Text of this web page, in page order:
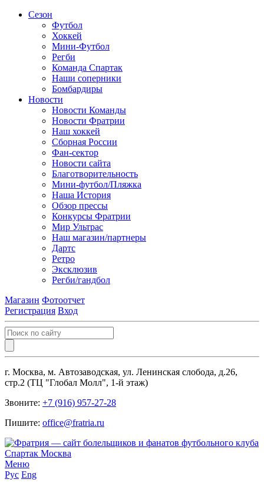
Сезон
Футбол
Хоккей
Мини-Футбол
Регби
Команда Спартак
Наши соперники
Бомбардиры
Новости
Новости Команды
Новости Фратрии
Наш хоккей
Сборная России
Фан-cектор
Новости сайта
Благотворительность
Мини-футбол/Пляжка
Наша История
Обзор прессы
Конкурсы Фратрии
Мир Ультрас
Наш магазин/партнеры
Дартс
Ретро
Эксклюзив
Регби/гандбол
Магазин Фотоотчет
Регистрация Вход
г. Москва, м. Автозаводская, ул. Ленинская слобода, д.26,
стр.2 (ТЦ "Глобал Молл", 1-й этаж)
Звоните: +7 (916) 957-27-28
Пишите: office@fratria.ru
Меню
Рус Eng